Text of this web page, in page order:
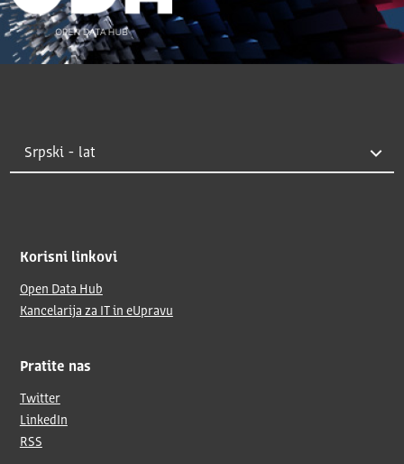
Korisni linkovi
Open Data Hub
Kancelarija za IT in eUpravu
Pratite nas
Twitter
LinkedIn
RSS